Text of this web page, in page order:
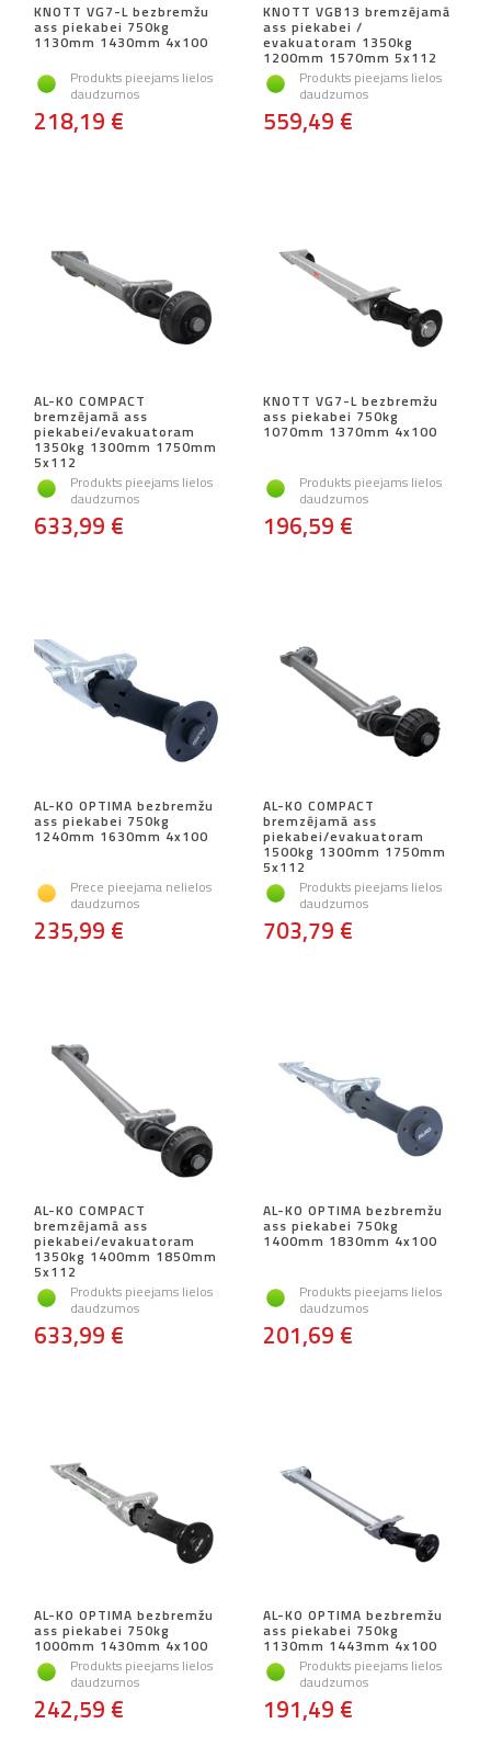
KNOTT VG7-L bezbremžu
ass piekabei 750kg
1130mm 1430mm 4x100
Produkts pieejams lielos
daudzumos
218,19 €
KNOTT VGB13 bremzējamā
ass piekabei /
evakuatoram 1350kg
1200mm 1570mm 5x112
Produkts pieejams lielos
daudzumos
559,49 €
AL-KO COMPACT
bremzējamā ass
piekabei/evakuatoram
1350kg 1300mm 1750mm
5x112
Produkts pieejams lielos
daudzumos
633,99 €
KNOTT VG7-L bezbremžu
ass piekabei 750kg
1070mm 1370mm 4x100
Produkts pieejams lielos
daudzumos
196,59 €
AL-KO OPTIMA bezbremžu
ass piekabei 750kg
1240mm 1630mm 4x100
Prece pieejama nelielos
daudzumos
235,99 €
AL-KO COMPACT
bremzējamā ass
piekabei/evakuatoram
1500kg 1300mm 1750mm
5x112
Produkts pieejams lielos
daudzumos
703,79 €
AL-KO COMPACT
bremzējamā ass
piekabei/evakuatoram
1350kg 1400mm 1850mm
5x112
Produkts pieejams lielos
daudzumos
633,99 €
AL-KO OPTIMA bezbremžu
ass piekabei 750kg
1400mm 1830mm 4x100
Produkts pieejams lielos
daudzumos
201,69 €
AL-KO OPTIMA bezbremžu
ass piekabei 750kg
1000mm 1430mm 4x100
Produkts pieejams lielos
daudzumos
242,59 €
AL-KO OPTIMA bezbremžu
ass piekabei 750kg
1130mm 1443mm 4x100
Produkts pieejams lielos
daudzumos
191,49 €